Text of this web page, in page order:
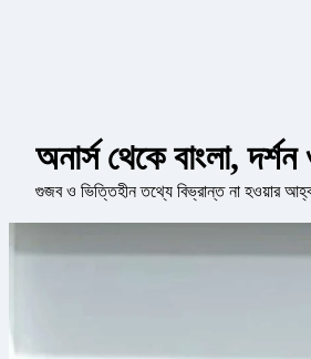
অনার্স থেকে বাংলা,
গুজব ও ভিত্তিহীন তথ্যে বিভ্রান্ত না হওয়ার